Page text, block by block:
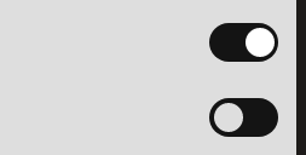
Partnerprogramm
der Academy of
Stellenangebote